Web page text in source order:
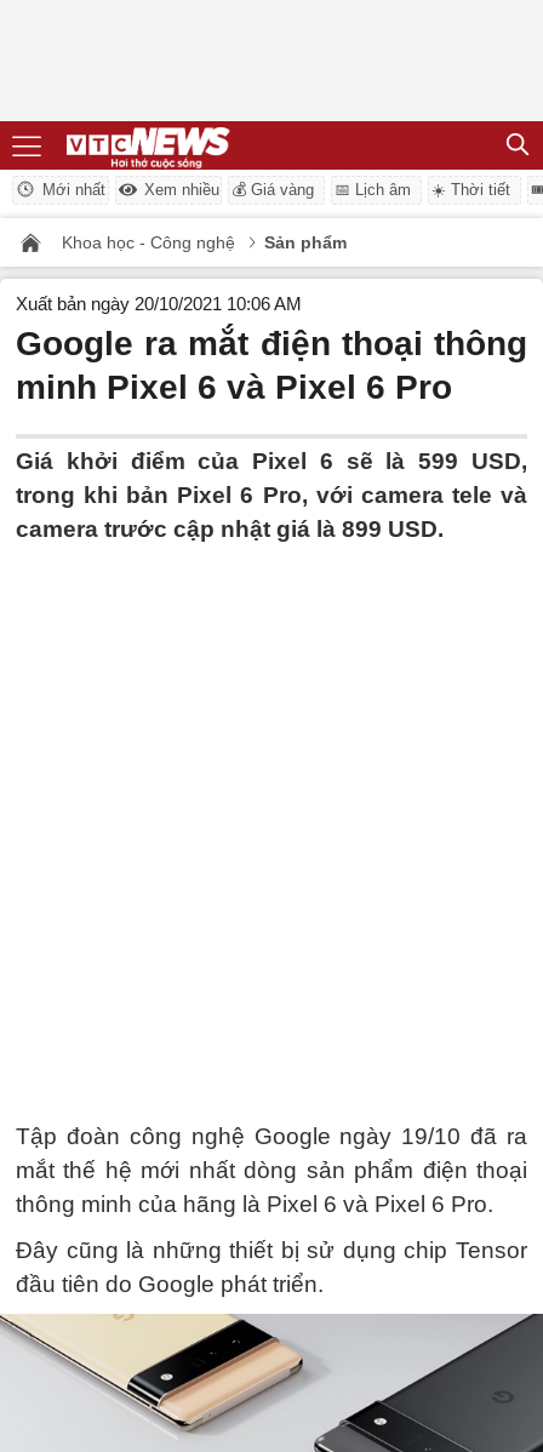
Mới nhất Xem nhiều 💰 Giá vàng 📅 Lịch âm ☀️ Thời tiết
Khoa học - Công nghệ Sản phẩm
Xuất bản ngày 20/10/2021 10:06 AM
Google ra mắt điện thoại thông
minh Pixel 6 và Pixel 6 Pro
Giá khởi điểm của Pixel 6 sẽ là 599 USD,
trong khi bản Pixel 6 Pro, với camera tele và
camera trước cập nhật giá là 899 USD.
Tập đoàn công nghệ Google ngày 19/10 đã ra
mắt thế hệ mới nhất dòng sản phẩm điện thoại
thông minh của hãng là Pixel 6 và Pixel 6 Pro.
Đây cũng là những thiết bị sử dụng chip Tensor
đầu tiên do Google phát triển.